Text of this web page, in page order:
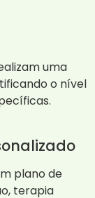
uma
o nível
plano de
terapia